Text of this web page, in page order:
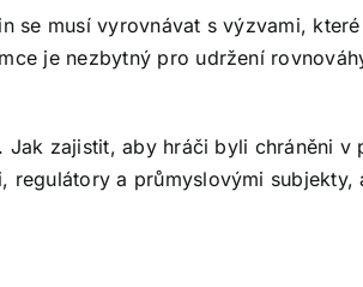
se musí vyrovnávat s výzvami,
je nezbytný pro udržení
zajistit, aby hráči byli chráněni v
regulátory a průmyslovými subjekty,